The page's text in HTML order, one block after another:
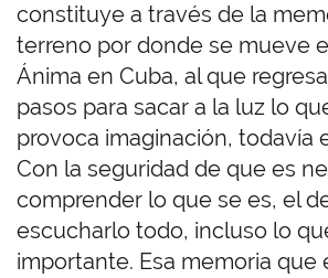
constituye a través de la
terreno por donde se mueve
Ánima en Cuba, al que
pasos para sacar a la luz lo
provoca imaginación, todavía
Con la seguridad de que es
comprender lo que se es, el
escucharlo todo, incluso lo
importante. Esa memoria que